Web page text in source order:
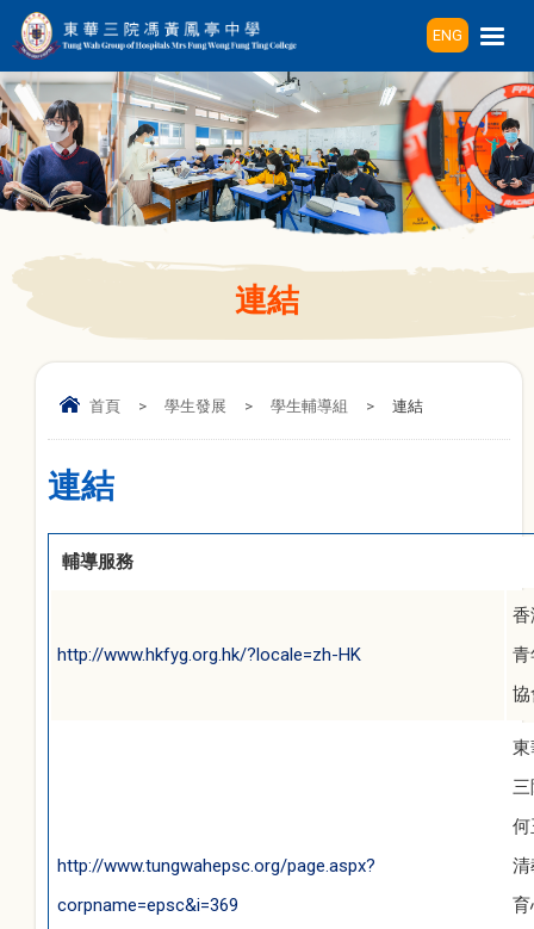
ENG
連結
首頁 > 學生發展 > 學生輔導組 > 連結
連結
輔導服務
http://www.hkfyg.org.hk/?locale=zh-HK
香
青
協
http://www.tungwahepsc.org/page.aspx?
corpname=epsc&i=369
東
三
何
清
育